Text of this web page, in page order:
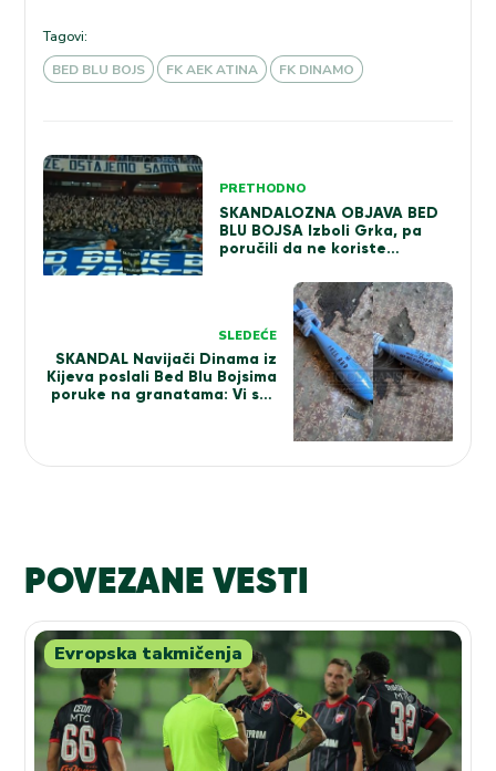
Tagovi:
BED BLU BOJS
FK AEK ATINA FK DINAMO
Kretanje
članka
PRETHODNO
SKANDALOZNA OBJAVA BED
BLU BOJSA Izboli Grka, pa
poručili da ne koriste
SLEDEĆE
SKANDAL Navijači Dinama iz
Kijeva poslali Bed Blu Bojsima
poruke na granatama: Vi ste
POVEZANE VESTI
Evropska takmičenja